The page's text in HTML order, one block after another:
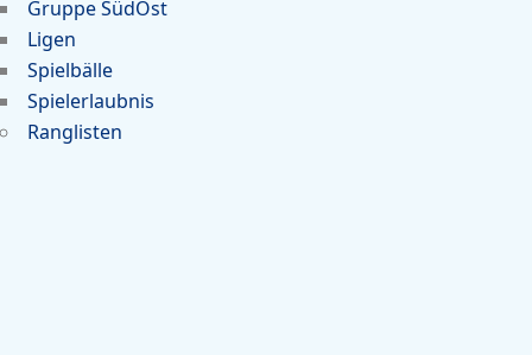
Gruppe SüdOst
Ligen
Spielbälle
Spielerlaubnis
Ranglisten